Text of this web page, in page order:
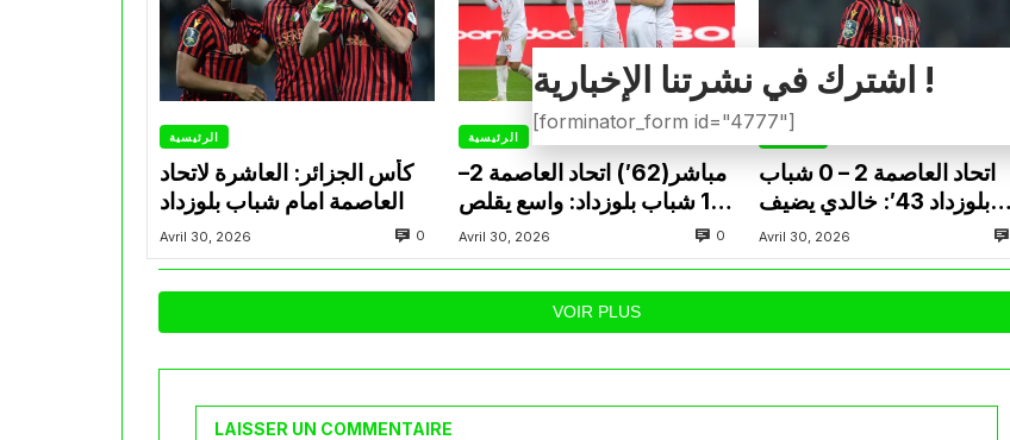
الرئيسية
كأس الجزائر: العاشرة لاتحاد
العاصمة امام شباب بلوزداد
Avril 30, 2026 0
الرئيسية
مباشر(62′) اتحاد العاصمة 2–
1 شباب بلوزداد: واسع يقلص
النتيجة للشباب ويشعل النهائي
Avril 30, 2026 0
الرئيسية
اتحاد العاصمة 2 – 0 شباب
بلوزداد 43′: خالدي يضيف
الهدف الثاني لاتحاد العاصمة
Avril 30, 2026
VOIR PLUS
LAISSER UN COMMENTAIRE
اشترك في نشرتنا الإخبارية !
[forminator_form id="4777"]